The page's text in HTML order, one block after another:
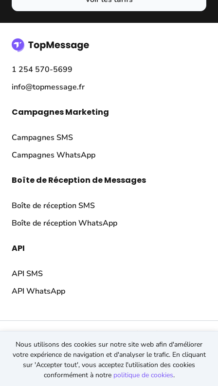
1 254 570-5699
info@topmessage.fr
Campagnes Marketing
Campagnes SMS
Campagnes WhatsApp
Boîte de Réception de Messages
Boîte de réception SMS
Boîte de réception WhatsApp
API
API SMS
API WhatsApp
Conditions générales
Politique de confidentialité
Politique en matière de cookies
Nous utilisons des cookies sur notre site web afin d'améliorer
votre expérience de navigation et d'analyser le trafic. En cliquant
sur 'Accepter tout', vous acceptez l'utilisation des cookies
conformément à notre politique de cookies.